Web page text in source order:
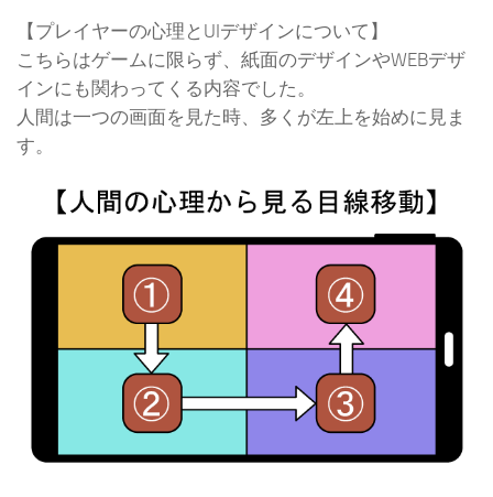
【プレイヤーの心理とUIデザインについて】
こちらはゲームに限らず、紙面のデザインやWEBデザ
インにも関わってくる内容でした。
人間は一つの画面を見た時、多くが左上を始めに見ま
す。